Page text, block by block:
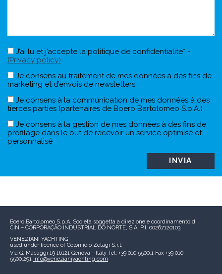
J’ai lu et j’accepte la politique de confidentialité* -
(Privacy policy)
Je consens au traitement de mes données à des fins de
marketing et d’envois de newsletters
Je consens à la communication de mes données à des
tierces parties (partenaires de Boero Bartolomeo S.p.A.)
Je consens à la gestion de mes données à des fins de
profilage dans le but de recevoir un service optimisé et
personnalisé
Boero Bartolomeo S.p.A. Società soggetta a direzione e coordinamento di
CIN – CORPORAÇÃO INDUSTRIAL DO NORTE, S.A. P.I. 00267120103
VENEZIANI YACHTING
used under licence of Colorificio Zetagi S.r.l.
Via G. Macaggi 19 16121 Genova - Italy Tel. +39 010 5500.1 Fax +39 010
5500.291 info@venezianiyachting.com